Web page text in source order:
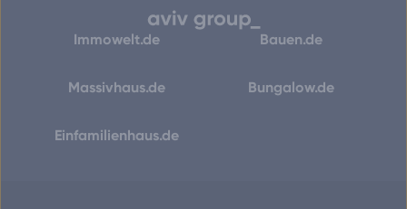
Immowelt.de Bauen.de
Massivhaus.de Bungalow.de
Einfamilienhaus.de